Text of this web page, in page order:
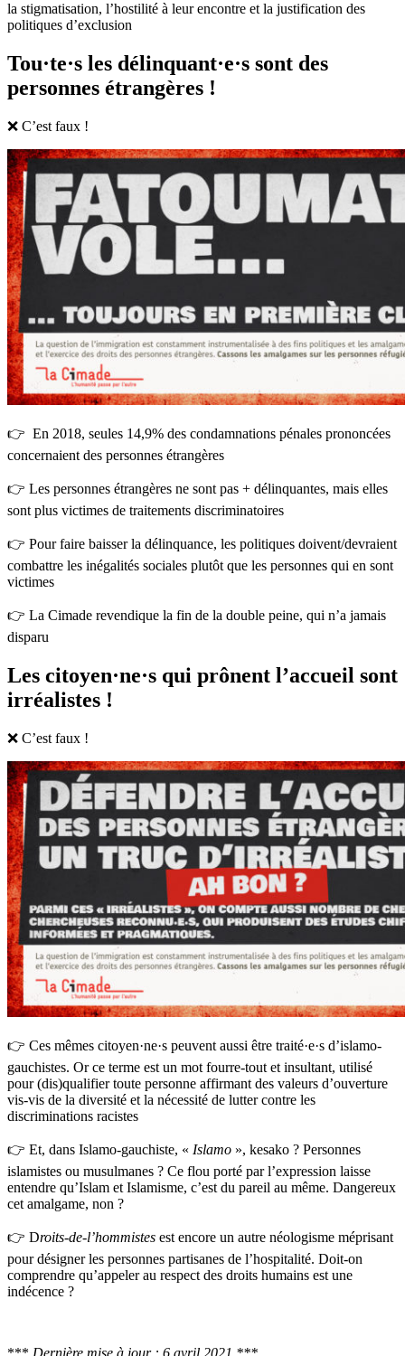
la stigmatisation, l’hostilité à leur encontre et la justification des
politiques d’exclusion
Tou·te·s les délinquant·e·s sont des
personnes étrangères !
❌ C’est faux !
👉 En 2018, seules 14,9% des condamnations pénales prononcées
concernaient des personnes étrangères
👉 Les personnes étrangères ne sont pas + délinquantes, mais elles
sont plus victimes de traitements discriminatoires
👉 Pour faire baisser la délinquance, les politiques doivent/devraient
combattre les inégalités sociales plutôt que les personnes qui en sont
victimes
👉 La Cimade revendique la fin de la double peine, qui n’a jamais
disparu
Les citoyen·ne·s qui prônent l’accueil sont
irréalistes !
❌ C’est faux !
👉 Ces mêmes citoyen·ne·s peuvent aussi être traité·e·s d’islamo-
gauchistes. Or ce terme est un mot fourre-tout et insultant, utilisé
pour (dis)qualifier toute personne affirmant des valeurs d’ouverture
vis-vis de la diversité et la nécessité de lutter contre les
discriminations racistes
👉 Et, dans Islamo-gauchiste, « Islamo », kesako ? Personnes
islamistes ou musulmanes ? Ce flou porté par l’expression laisse
entendre qu’Islam et Islamisme, c’est du pareil au même. Dangereux
cet amalgame, non ?
👉 Droits-de-l’hommistes est encore un autre néologisme méprisant
pour désigner les personnes partisanes de l’hospitalité. Doit-on
comprendre qu’appeler au respect des droits humains est une
indécence ?
*** Dernière mise à jour : 6 avril 2021 ***